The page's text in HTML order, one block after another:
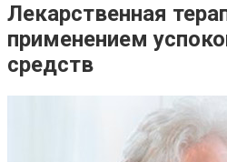
Лекарственная
применением
средств